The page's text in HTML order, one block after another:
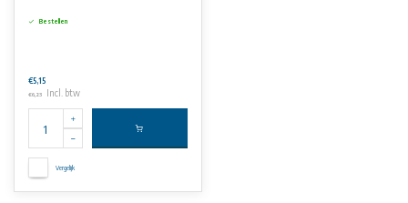
Bestellen
€5,15
€6,23 Incl. btw
Vergelijk